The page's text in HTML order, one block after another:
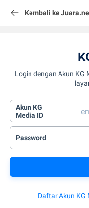
Kembali ke
Login dengan Akun KG
Akun KG
Media ID
Password
Daftar Akun KG